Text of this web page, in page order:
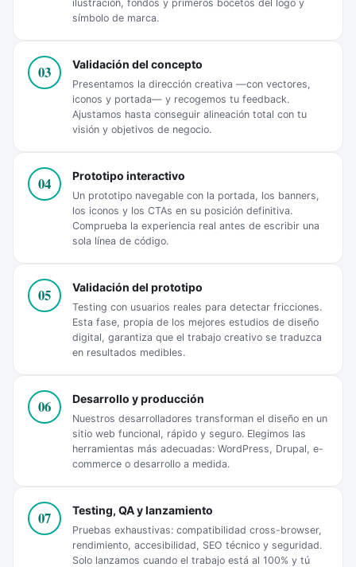
ilustración, fondos y primeros bocetos del logo y
símbolo de marca.
03 Validación del concepto
Presentamos la dirección creativa —con vectores,
iconos y portada— y recogemos tu feedback.
Ajustamos hasta conseguir alineación total con tu
visión y objetivos de negocio.
04 Prototipo interactivo
Un prototipo navegable con la portada, los banners,
los iconos y los CTAs en su posición definitiva.
Comprueba la experiencia real antes de escribir una
sola línea de código.
05 Validación del prototipo
Testing con usuarios reales para detectar fricciones.
Esta fase, propia de los mejores estudios de diseño
digital, garantiza que el trabajo creativo se traduzca
en resultados medibles.
06 Desarrollo y producción
Nuestros desarrolladores transforman el diseño en un
sitio web funcional, rápido y seguro. Elegimos las
herramientas más adecuadas: WordPress, Drupal, e-
commerce o desarrollo a medida.
07 Testing, QA y lanzamiento
Pruebas exhaustivas: compatibilidad cross-browser,
rendimiento, accesibilidad, SEO técnico y seguridad.
Solo lanzamos cuando el trabajo está al 100% y tú